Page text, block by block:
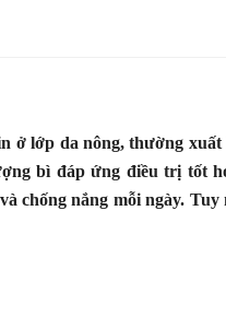
ở lớp da nông, thường xuất
bì đáp ứng điều trị tốt
chống nắng mỗi ngày.